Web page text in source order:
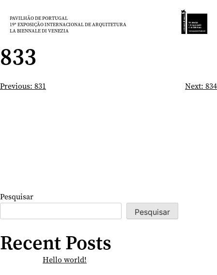
paraPAVILHÃO DE PORTUGAL
19ª EXPOSIÇÃO INTERNACIONAL DE ARQUITETURA
LA BIENNALE DI VENEZIA
833
Navegação
Previous: 831 Next: 834
Pesquisar
Pesquisar
Recent Posts
Hello world!